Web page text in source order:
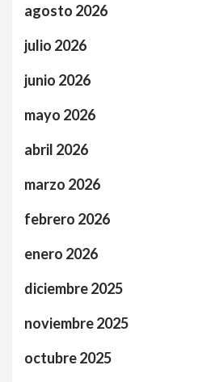
agosto 2026
julio 2026
junio 2026
mayo 2026
abril 2026
marzo 2026
febrero 2026
enero 2026
diciembre 2025
noviembre 2025
octubre 2025